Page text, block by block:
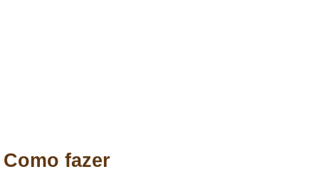
Como fazer